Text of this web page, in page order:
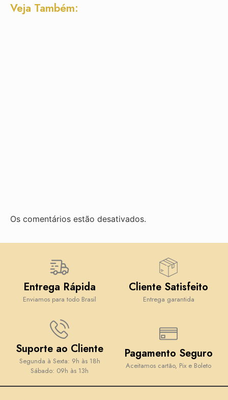
Veja Também:
Os comentários estão desativados.
Entrega Rápida
Enviamos para todo Brasil
Cliente Satisfeito
Entrega garantida
Suporte ao Cliente
Segunda à Sexta: 9h às 18h
Sábado: 09h às 13h
Pagamento Seguro
Aceitamos cartão, Pix e Boleto